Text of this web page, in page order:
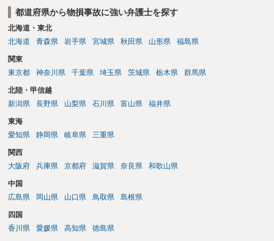
都道府県から物損事故に強い弁護士を探す
北海道・東北
北海道
青森県 岩手県 宮城県 秋田県 山形県 福島県
関東
東京都
神奈川県 千葉県 埼玉県 茨城県 栃木県 群馬県
北陸・甲信越
新潟県
長野県 山梨県 石川県 富山県 福井県
東海
愛知県
静岡県 岐阜県 三重県
関西
大阪府
兵庫県 京都府 滋賀県 奈良県 和歌山県
中国
広島県
岡山県 山口県 鳥取県 島根県
四国
香川県
愛媛県 高知県 徳島県